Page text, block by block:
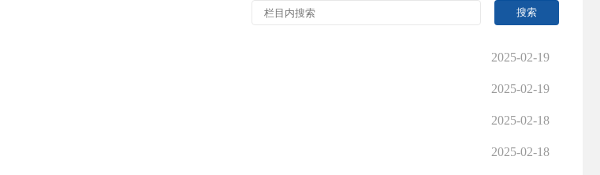
2025-02-19
2025-02-19
2025-02-18
2025-02-18